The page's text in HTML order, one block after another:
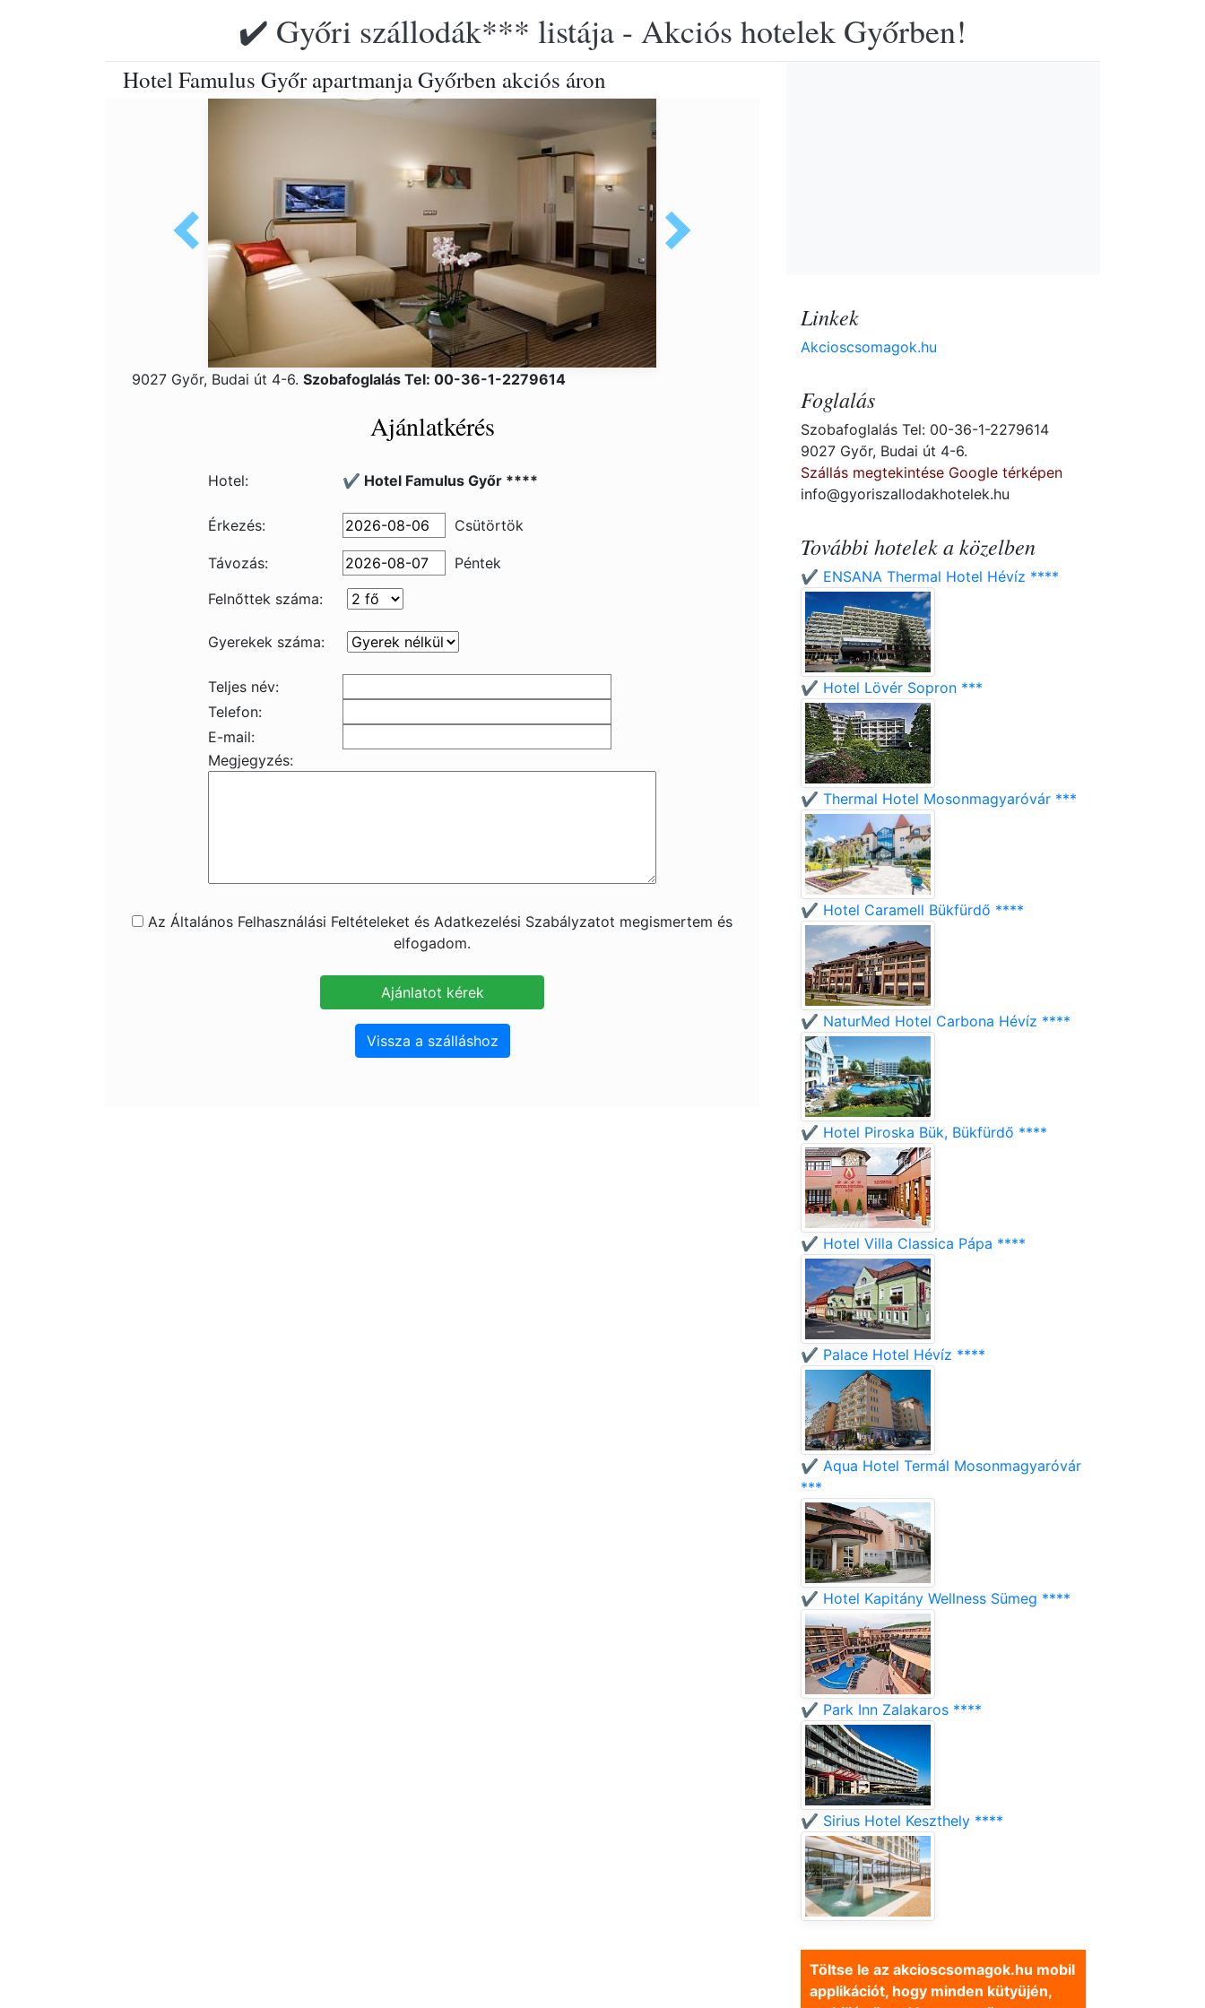
✔️ Győri szállodák*** listája - Akciós hotelek Győrben!
Hotel Famulus Győr apartmanja Győrben akciós áron
9027 Győr, Budai út 4-6. Szobafoglalás Tel: 00-36-1-2279614
Ajánlatkérés
Hotel: ✔️ Hotel Famulus Győr ****
Érkezés: Csütörtök
Távozás:
Péntek
Felnőttek száma:
Gyerekek száma:
Teljes név:
Telefon:
E-mail:
Megjegyzés:
Az Általános Felhasználási Feltételeket és Adatkezelési Szabályzatot megismertem és
elfogadom.
Vissza a szálláshoz
Linkek
Akcioscsomagok.hu
Foglalás
Szobafoglalás Tel: 00-36-1-2279614
9027 Győr, Budai út 4-6.
Szállás megtekintése Google térképen
info@gyoriszallodakhotelek.hu
További hotelek a közelben
✔️ ENSANA Thermal Hotel Hévíz ****
✔️ Hotel Lövér Sopron ***
✔️ Thermal Hotel Mosonmagyaróvár ***
✔️ Hotel Caramell Bükfürdő ****
✔️ NaturMed Hotel Carbona Hévíz ****
✔️ Hotel Piroska Bük, Bükfürdő ****
✔️ Hotel Villa Classica Pápa ****
✔️ Palace Hotel Hévíz ****
✔️ Aqua Hotel Termál Mosonmagyaróvár
***
✔️ Hotel Kapitány Wellness Sümeg ****
✔️ Park Inn Zalakaros ****
✔️ Sirius Hotel Keszthely ****
Töltse le az akcioscsomagok.hu mobil
applikációt, hogy minden kütyüjén,